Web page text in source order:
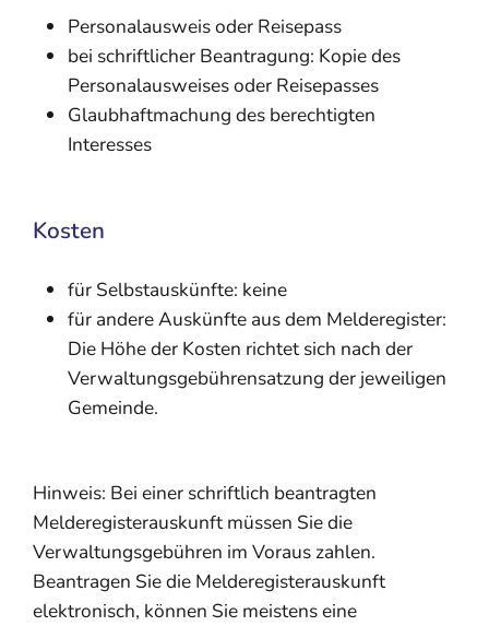
Personalausweis oder Reisepass
bei schriftlicher Beantragung: Kopie des
Personalausweises oder Reisepasses
Glaubhaftmachung des berechtigten
Interesses
Kosten
für Selbstauskünfte: keine
für andere Auskünfte aus dem Melderegister:
Die Höhe der Kosten richtet sich nach der
Verwaltungsgebührensatzung der jeweiligen
Gemeinde.
Hinweis: Bei einer schriftlich beantragten
Melderegisterauskunft müssen Sie die
Verwaltungsgebühren im Voraus zahlen.
Beantragen Sie die Melderegisterauskunft
elektronisch, können Sie meistens eine